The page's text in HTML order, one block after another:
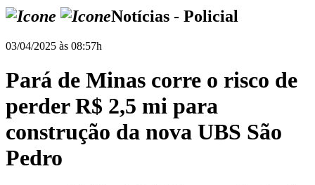
Notícias - Policial
03/04/2025 às 08:57h
Pará de Minas corre o risco de
perder R$ 2,5 mi para
construção da nova UBS São
Pedro